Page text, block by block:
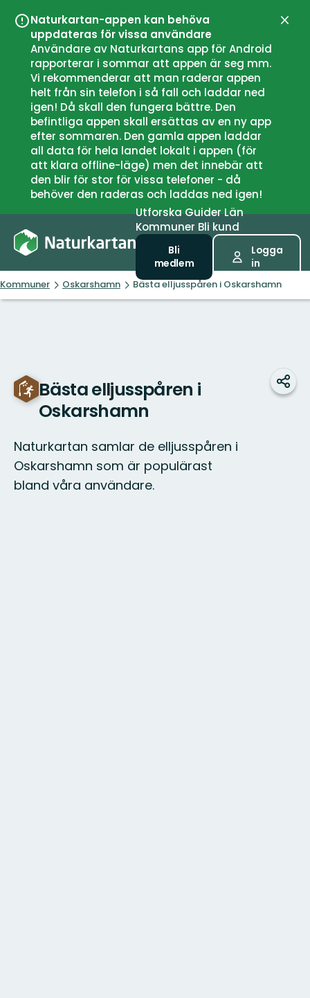
Naturkartan-appen kan behöva
uppdateras för vissa användare
Användare av Naturkartans app för Android
rapporterar i sommar att appen är seg mm.
Vi rekommenderar att man raderar appen
helt från sin telefon i så fall och laddar ned
igen! Då skall den fungera bättre. Den
befintliga appen skall ersättas av en ny app
efter sommaren. Den gamla appen laddar
all data för hela landet lokalt i appen (för
att klara offline-läge) men det innebär att
den blir för stor för vissa telefoner - då
behöver den raderas och laddas ned igen!
UtforskaGuiderLän
Kommuner Bli kund
Bli
medlem
Logga
in
Kommuner Oskarshamn Bästa elljusspåren i Oskarshamn
Bästa elljusspåren i
Oskarshamn
Naturkartan samlar de elljusspåren i
Oskarshamn som är populärast
bland våra användare.
Dela